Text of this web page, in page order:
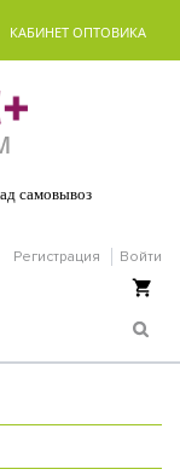
самовывоз
Регистрация Войти
КАБИНЕТ ОПТОВИКА